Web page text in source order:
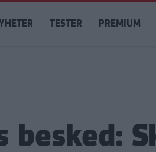
TESTER PREMIUM
besked: